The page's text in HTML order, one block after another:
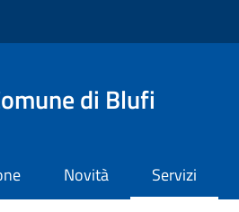
di Blufi
Novità Servizi